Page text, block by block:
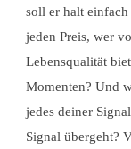
soll er halt
jeden Preis, wer
Lebensqualität
Momenten? Und
jedes deiner
Signal übergeht?